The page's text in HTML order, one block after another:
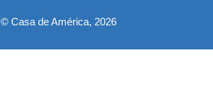
© Casa de América, 2026